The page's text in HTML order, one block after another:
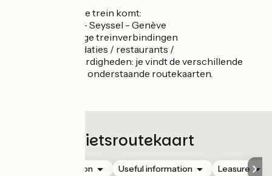
Als je met de trein komt:
Lyon - Seyssel - Genève
Overige treinverbindingen
Accommodaties / restaurants /
bezienswaardigheden: je vindt de verschillende
services op onderstaande routekaarten.
Fietsroutekaart
Accommodation Useful information Leasure